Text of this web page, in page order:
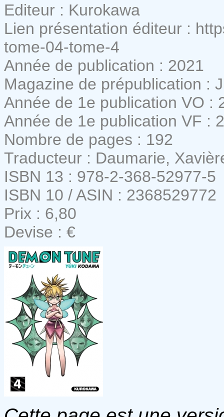
Editeur : Kurokawa
Lien présentation éditeur :
tome-04-tome-4
Année de publication : 2021
Magazine de prépublication :
Année de 1e publication VO :
Année de 1e publication VF :
Nombre de pages : 192
Traducteur : Daumarie,
ISBN 13 : 978-2-368-52977-5
ISBN 10 / ASIN : 2368529772
Prix : 6,80
Devise : €